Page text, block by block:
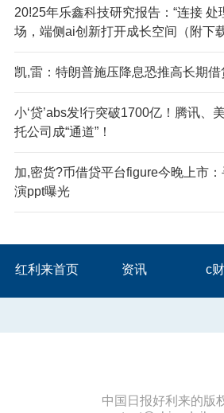
20!25年乐鑫科技研究报告：“连接 处
场，端侧ai创新打开成长空间（附下载
凯,雷：特朗普施压降息恐推高长期借
小‘贷’abs发!行突破1700亿！腾讯、
托公司成“通道”！
加,密货?币借贷平台figure今晚上市
演ppt曝光
红利来首页 资讯 c
中国日报好利来的版